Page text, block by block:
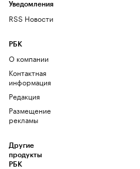
Уведомления
RSS Новости
РБК
О компании
Контактная
информация
Редакция
Размещение
рекламы
Другие
продукты
РБК